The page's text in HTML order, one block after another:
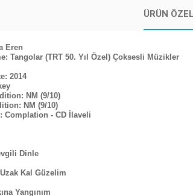
ÜRÜN
Eren
Tangolar (TRT 50. Yıl Özel) Çoksesli Müzikler
2014
NM (9/10)
NM (9/10)
Complation - CD İlaveli
Dinle
Kal Güzelim
Yangınım